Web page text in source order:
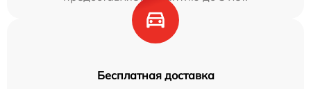
Бесплатная доставка